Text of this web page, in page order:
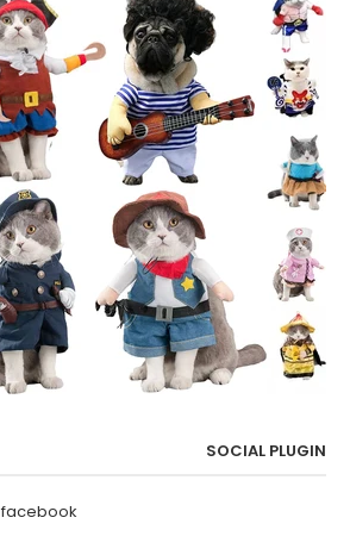
SOCIAL PLUGIN
facebook